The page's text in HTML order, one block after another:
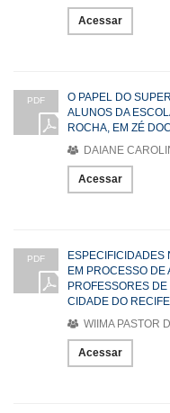
Acessar
PDF
O PAPEL DO
ALUNOS DA
ROCHA, EM ZÉ
DAIANE
Acessar
PDF
ESPECIFICIDADES
EM PROCESSO DE
PROFESSORES
CIDADE DO
WIIMA PASTOR
Acessar